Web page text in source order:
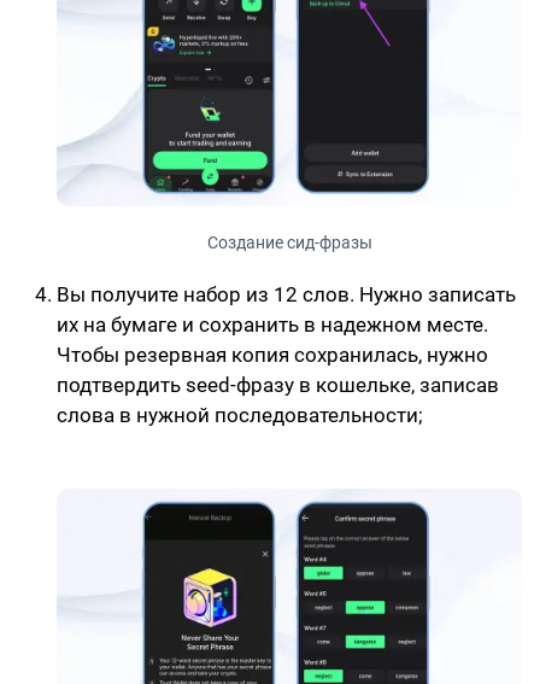
Создание сид-фразы
Вы получите набор из 12 слов. Нужно записать
их на бумаге и сохранить в надежном месте.
Чтобы резервная копия сохранилась, нужно
подтвердить seed-фразу в кошельке, записав
слова в нужной последовательности;